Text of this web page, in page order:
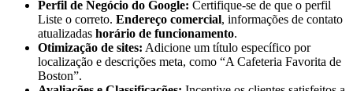
Perfil de Negócio do Google: Certifique-se de que o perfil
Liste o correto. Endereço comercial, informações de contato
atualizadas horário de funcionamento.
Otimização de sites: Adicione um título específico por
localização e descrições meta, como “A Cafeteria Favorita de
Boston”.